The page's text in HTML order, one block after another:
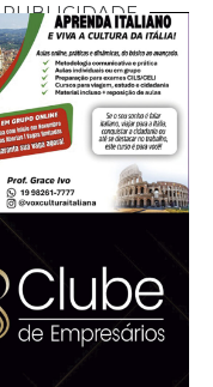
PUBLICIDADE